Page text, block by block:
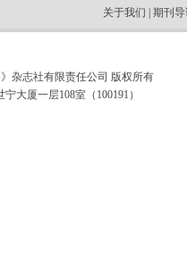
关于我们 期刊
杂志社有限责任公司 版权所有
大厦一层108室（100191）